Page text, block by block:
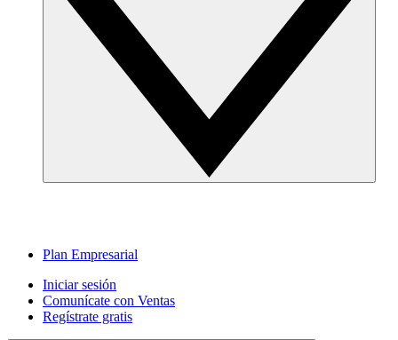
Plan Empresarial
Iniciar sesión
Comunícate con Ventas
Regístrate gratis